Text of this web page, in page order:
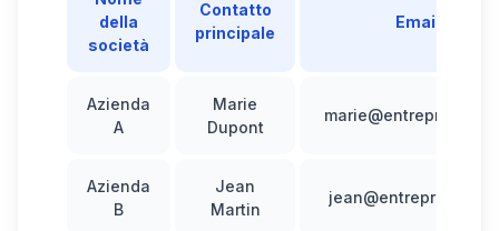
della
società
Contatto
principale
Email
Azienda
A
Marie
Dupont
Azienda
B
Jean
Martin